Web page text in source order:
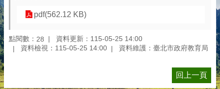
pdf(562.12 KB)
點閱數： 28
資料更新：115-05-25 14:00
資料檢視：115-05-25 14:00
資料維護：臺北市政府教育局
回上一頁